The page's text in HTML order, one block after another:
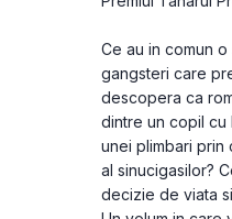
Ce au in comun
gangsteri care
descopera ca
dintre un copil cu
unei plimbari prin
al sinucigasilor?
decizie de viata